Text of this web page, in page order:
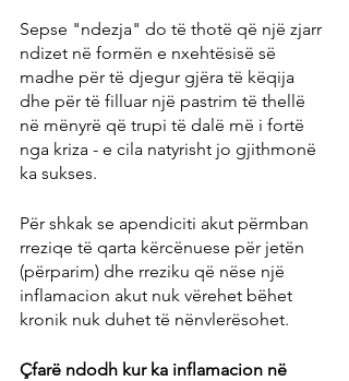
Sepse "ndezja" do të thotë që një zjarr
ndizet në formën e nxehtësisë së
madhe për të djegur gjëra të këqija
dhe për të filluar një pastrim të thellë
në mënyrë që trupi të dalë më i fortë
nga kriza - e cila natyrisht jo gjithmonë
ka sukses.
Për shkak se apendiciti akut përmban
rreziqe të qarta kërcënuese për jetën
(përparim) dhe rreziku që nëse një
inflamacion akut nuk vërehet bëhet
kronik nuk duhet të nënvlerësohet.
Çfarë ndodh kur ka inflamacion në